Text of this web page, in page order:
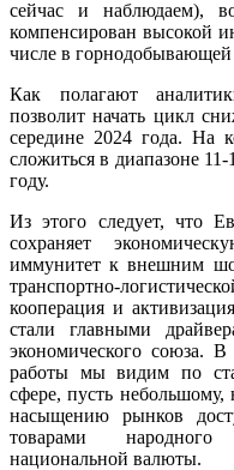
сейчас и наблюдаем),
компенсирован высокой
числе в горнодобывающей
Как полагают
позволит начать цикл
середине 2024 года. На
сложиться в диапазоне
году.
Из этого следует, что
сохраняет
иммунитет к внешним
транспортно-
кооперация и
стали главными
экономического союза.
работы мы видим по
сфере, пусть небольшому,
насыщению рынков
товарами народного
национальной валюты.